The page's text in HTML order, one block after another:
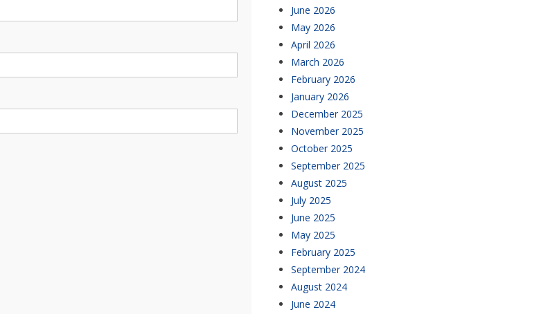
June 2026
May 2026
April 2026
March 2026
February 2026
January 2026
December 2025
November 2025
October 2025
September 2025
August 2025
July 2025
June 2025
May 2025
February 2025
September 2024
August 2024
June 2024